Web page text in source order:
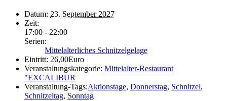
Datum: 23. September 2027
Zeit:
17:00 - 22:00
Serien:
Mittelalterliches Schnitzelgelage
Eintritt: 26,00Euro
Veranstaltungskategorie: Mittelalter-Restaurant
"EXCALIBUR
Veranstaltung-Tags:Aktionstage, Donnerstag, Schnitzel,
Schnitzeltag, Sonntag